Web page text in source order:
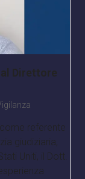
Direttore
referente
giudiziaria,
Uniti, il Dott.